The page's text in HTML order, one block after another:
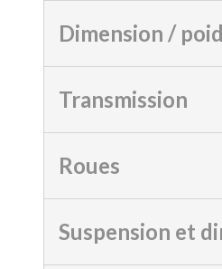
Dimension /
Transmission
Roues
Suspension et